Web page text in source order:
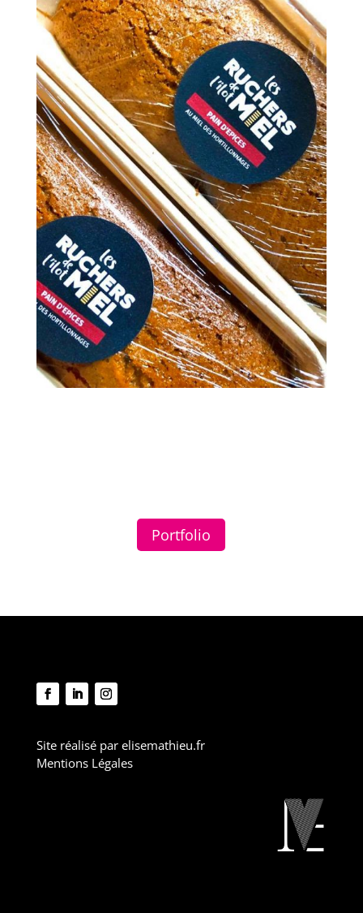
Portfolio
Site réalisé par elisemathieu.fr
Mentions Légales